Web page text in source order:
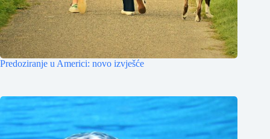
Predoziranje u Americi: novo izvješće